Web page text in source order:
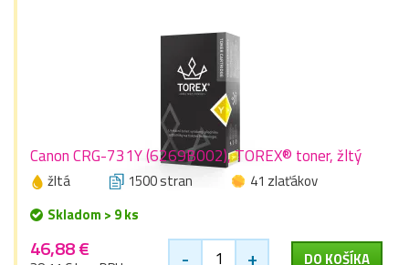
Canon CRG-731Y (6269B002), TOREX® toner, žltý
žltá 1500 stran
41 zlaťákov
Skladom > 9 ks
46,88 € - + DO KOŠÍKA